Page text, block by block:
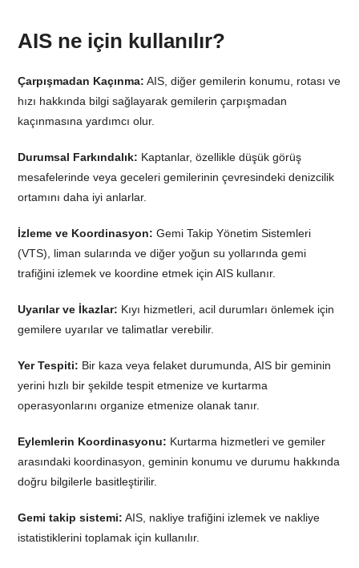
AIS ne için kullanılır?
Çarpışmadan Kaçınma: AIS, diğer gemilerin konumu, rotası ve
hızı hakkında bilgi sağlayarak gemilerin çarpışmadan
kaçınmasına yardımcı olur.
Durumsal Farkındalık: Kaptanlar, özellikle düşük görüş
mesafelerinde veya geceleri gemilerinin çevresindeki denizcilik
ortamını daha iyi anlarlar.
İzleme ve Koordinasyon: Gemi Takip Yönetim Sistemleri
(VTS), liman sularında ve diğer yoğun su yollarında gemi
trafiğini izlemek ve koordine etmek için AIS kullanır.
Uyarılar ve İkazlar: Kıyı hizmetleri, acil durumları önlemek için
gemilere uyarılar ve talimatlar verebilir.
Yer Tespiti: Bir kaza veya felaket durumunda, AIS bir geminin
yerini hızlı bir şekilde tespit etmenize ve kurtarma
operasyonlarını organize etmenize olanak tanır.
Eylemlerin Koordinasyonu: Kurtarma hizmetleri ve gemiler
arasındaki koordinasyon, geminin konumu ve durumu hakkında
doğru bilgilerle basitleştirilir.
Gemi takip sistemi: AIS, nakliye trafiğini izlemek ve nakliye
istatistiklerini toplamak için kullanılır.